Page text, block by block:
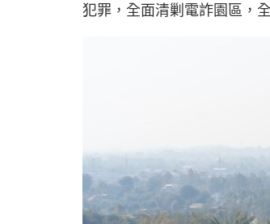
犯罪，全面清剿電詐園區，